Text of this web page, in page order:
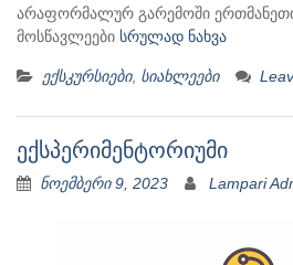
არაფორმალურ გარემოში
მოსწავლეები სრულად ნახვა
ექსკურსიები, სიახლეები
ექსპერიმენტორიუმი
ნოემბერი 9, 2023 Lampari